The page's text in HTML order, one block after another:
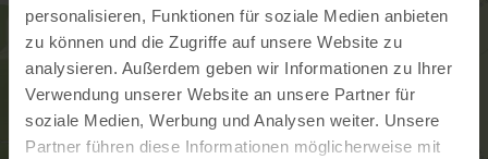
personalisieren, Funktionen für soziale Medien anbieten
zu können und die Zugriffe auf unsere Website zu
analysieren. Außerdem geben wir Informationen zu Ihrer
Verwendung unserer Website an unsere Partner für
soziale Medien, Werbung und Analysen weiter. Unsere
Partner führen diese Informationen möglicherweise mit